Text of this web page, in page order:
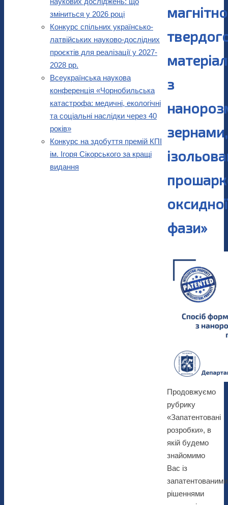
з
зернами,
оксидної
фази»
Продовжуємо
рубрику
«Запатентовані
розробки», в
якій будемо
знайомимо
Вас із
запатентованими
рішеннями
зміниться у 2026 році
Конкурс спільних українсько-
латвійських науково-дослідних
проєктів для реалізації у 2027-
2028 рр.
Всеукраїнська наукова
конференція «Чорнобильська
катастрофа: медичні, екологічні
та соціальні наслідки через 40
років»
Конкурс на здобуття премій КПІ
ім. Ігоря Сікорського за кращі
видання